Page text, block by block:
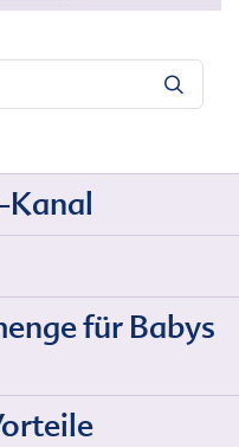
Kanal
für Babys